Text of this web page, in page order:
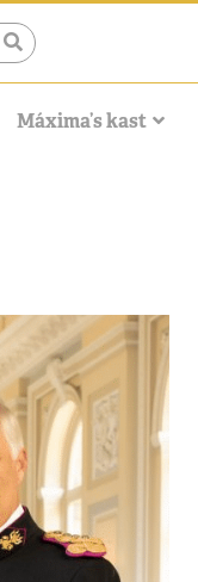
Máxima’s kast